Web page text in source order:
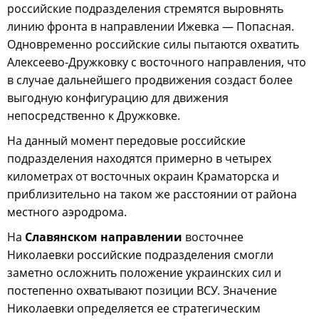
российские подразделения стремятся выровнять
линию фронта в направлении Ижевка — Попасная.
Одновременно российские силы пытаются охватить
Алексеево-Дружковку с восточного направления, что
в случае дальнейшего продвижения создаст более
выгодную конфигурацию для движения
непосредственно к Дружковке.
На данный момент передовые российские
подразделения находятся примерно в четырех
километрах от восточных окраин Краматорска и
приблизительно на таком же расстоянии от района
местного аэродрома.
На Славянском направлении восточнее
Николаевки российские подразделения смогли
заметно осложнить положение украинских сил и
постепенно охватывают позиции ВСУ. Значение
Николаевки определяется ее стратегическим